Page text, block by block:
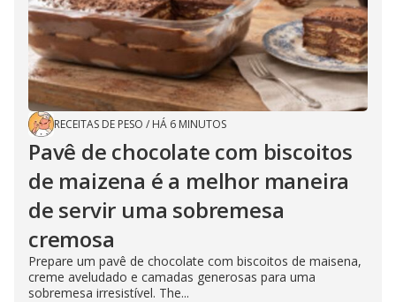
RECEITAS DE PESO / HÁ 6 MINUTOS
Pavê de chocolate com biscoitos
de maizena é a melhor maneira
de servir uma sobremesa
cremosa
Prepare um pavê de chocolate com biscoitos de maisena,
creme aveludado e camadas generosas para uma
sobremesa irresistível. The...